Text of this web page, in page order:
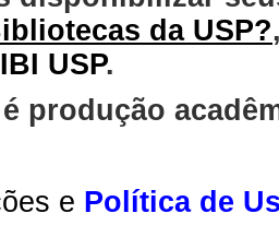
da USP?
USP.
produção
e Política de